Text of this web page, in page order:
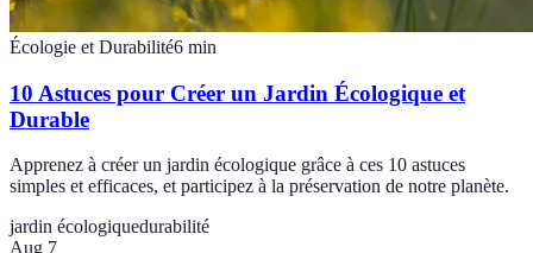
Écologie et Durabilité6 min
10 Astuces pour Créer un Jardin Écologique et
Durable
Apprenez à créer un jardin écologique grâce à ces 10 astuces
simples et efficaces, et participez à la préservation de notre planète.
jardin écologiquedurabilité
Aug 7